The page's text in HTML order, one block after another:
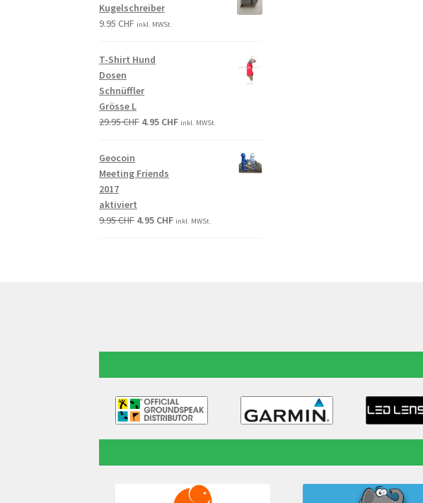
Kugelschreiber
9.95CHF inkl. MWSt.
T-Shirt Hund
Dosen
Schnüffler
Grösse L
29.95CHF 4.95 CHF inkl. MWSt.
Geocoin
Meeting Friends
2017
aktiviert
9.95CHF 4.95 CHF inkl. MWSt.